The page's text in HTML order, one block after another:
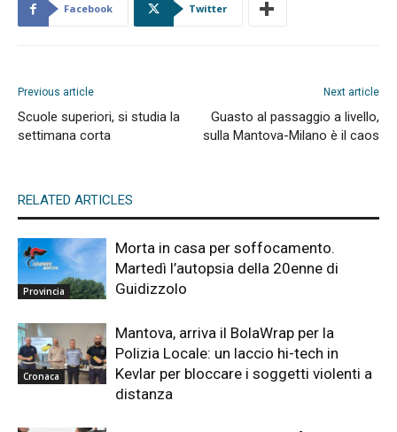
Facebook Twitter
Previous article
Scuole superiori, si studia la
settimana corta
Next article
Guasto al passaggio a livello,
sulla Mantova-Milano è il caos
RELATED ARTICLES
Provincia
Morta in casa per soffocamento.
Martedì l’autopsia della 20enne di
Guidizzolo
Cronaca
Mantova, arriva il BolaWrap per la
Polizia Locale: un laccio hi-tech in
Kevlar per bloccare i soggetti violenti a
distanza